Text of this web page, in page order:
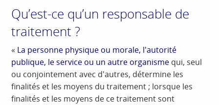
Qu’est-ce qu’un responsable de
traitement ?
« La personne physique ou morale, l'autorité
publique, le service ou un autre organisme qui, seul
ou conjointement avec d'autres, détermine les
finalités et les moyens du traitement ; lorsque les
finalités et les moyens de ce traitement sont